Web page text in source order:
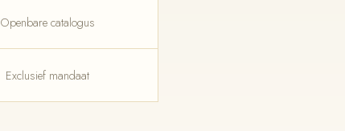
Openbare catalogus
Exclusief mandaat